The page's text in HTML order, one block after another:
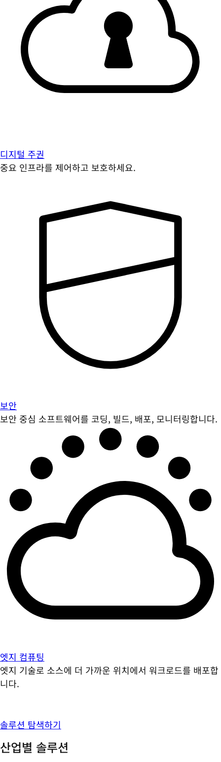
디지털 주권
중요 인프라를 제어하고 보호하세요.
보안
보안 중심 소프트웨어를 코딩, 빌드, 배포, 모니터링합니다.
엣지 컴퓨팅
엣지 기술로 소스에 더 가까운 위치에서 워크로드를 배포합
니다.
솔루션 탐색하기
산업별 솔루션